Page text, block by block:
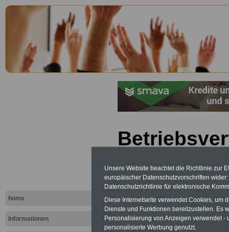
home
Informationen
Unsere Website beachtet die Richtlinie zur
europäischer Datenschutzvorschriften
Datenschutzrichtlinie für elektronische
Diese Internetseite verwendet Cookies, um
Dienste und Funktionen bereitzustellen. Es
Personalisierung von Anzeigen verwendet
personalisierte Werbung genutzt.